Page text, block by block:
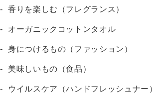
香りを楽しむ（フレグランス）
オーガニックコットンタオル
身につけるもの（ファッション）
美味しいもの（食品）
ウイルスケア（ハンドフレッシュナー）